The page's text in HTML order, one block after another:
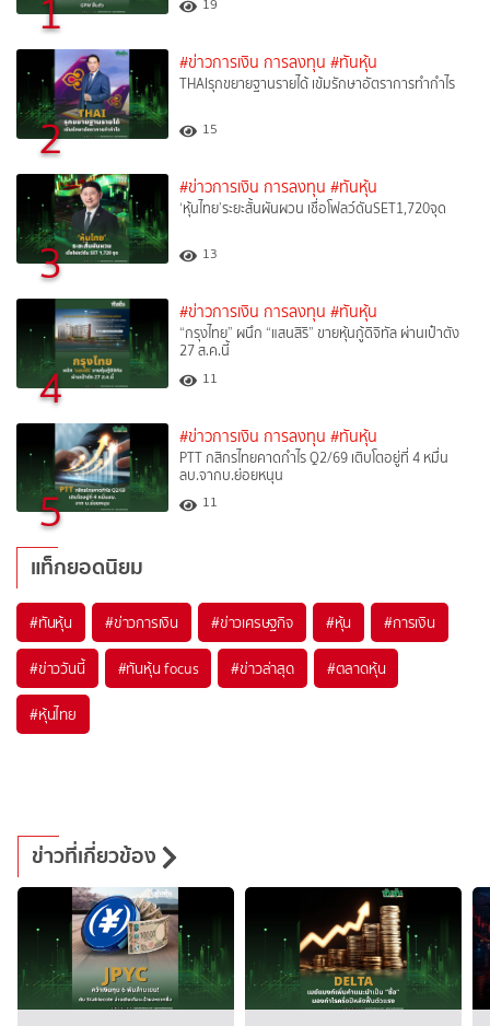
1 19
2
#ข่าวการเงิน การลงทุน #ทันหุ้น
THAIรุกขยายฐานรายได้ เข้มรักษาอัตราการทำกำไร
15
3
#ข่าวการเงิน การลงทุน #ทันหุ้น
‘หุ้นไทย’ระยะสั้นผันผวน เชื่อโฟลว์ดันSET1,720จุด
13
4
#ข่าวการเงิน การลงทุน #ทันหุ้น
“กรุงไทย” ผนึก “แสนสิริ” ขายหุ้นกู้ดิจิทัล ผ่านเป๋าตัง
27 ส.ค.นี้
11
5
#ข่าวการเงิน การลงทุน #ทันหุ้น
PTT กสิกรไทยคาดกำไร Q2/69 เติบโตอยู่ที่ 4 หมื่น
ลบ.จากบ.ย่อยหนุน
11
แท็กยอดนิยม
#ทันหุ้น #ข่าวการเงิน #ข่าวเศรษฐกิจ #หุ้น #การเงิน
#ข่าววันนี้ #ทันหุ้น focus #ข่าวล่าสุด #ตลาดหุ้น
#หุ้นไทย
ข่าวที่เกี่ยวข้อง